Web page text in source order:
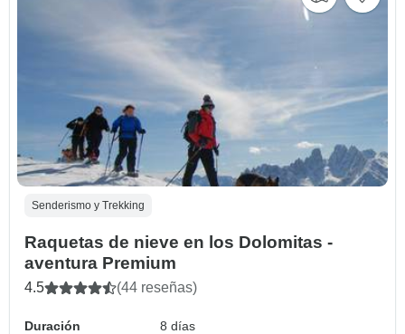
Senderismo y Trekking
Raquetas de nieve en los Dolomitas -
aventura Premium
4.5 (44 reseñas)
Duración
8 días